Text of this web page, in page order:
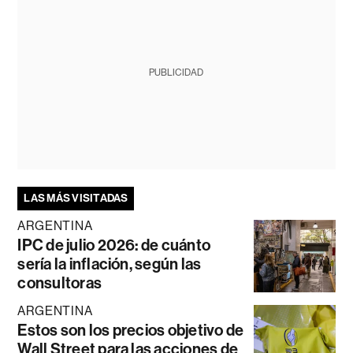
PUBLICIDAD
LAS MÁS VISITADAS
ARGENTINA
IPC de julio 2026: de cuánto
sería la inflación, según las
consultoras
ARGENTINA
Estos son los precios objetivo de
Wall Street para las acciones de